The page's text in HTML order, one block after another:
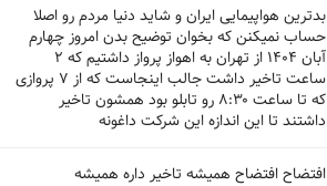
بدترین هواپیمایی ایران و شاید دنیا مردم رو اصلا
حساب نمیکنن که بخوان توضیح بدن امروز چهارم
آبان ۱۴۰۴ از تهران به اهواز پرواز داشتیم که ۲
ساعت تاخیر داشت جالب اینجاست که از ۷ پروازی
که تا ساعت ۸:۳۰ رو تابلو بود همشون تاخیر
داشتند تا این اندازه این شرکت داغونه
افتضاح افتضاح همیشه تاخیر داره همیشه